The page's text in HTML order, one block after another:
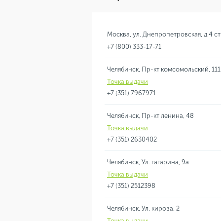
Москва, ул. Днепропетровская, д.4
+7 (800) 333-17-71
Челябинск, Пр-кт комсомольский, 111
Точка выдачи
+7 (351) 7967971
Челябинск, Пр-кт ленина, 48
Точка выдачи
+7 (351) 2630402
Челябинск, Ул. гагарина, 9а
Точка выдачи
+7 (351) 2512398
Челябинск, Ул. кирова, 2